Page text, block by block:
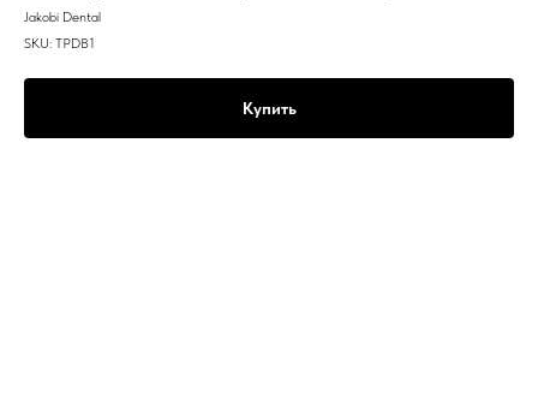
Jakobi Dental
SKU: TPDB1
Купить